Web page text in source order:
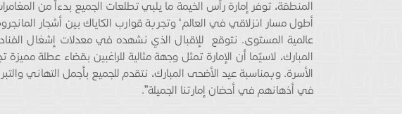
المنطقة، توفر إمارة رأس الخيمة ما يلبي تطلعات الجميع بدءاً من
أطول مسار انزلاقي في العالم‘ وتجربة قوارب الكاياك بين أشجار
عالمية المستوى. نتوقع للإقبال الذي نشهده في معدلات إشغال
المبارك، لاسيّما أن الإمارة تمثل وجهة مثالية للراغبين بقضاء عطلة
الأسرة. وبمناسبة عيد الأضحى المبارك، نتقدم للجميع بأجمل التهاني
في أذهانهم في أحضان إمارتنا الجميلة”.